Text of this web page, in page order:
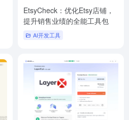
EtsyCheck：优化Etsy店铺，
提升销售业绩的全能工具包
AI开发工具